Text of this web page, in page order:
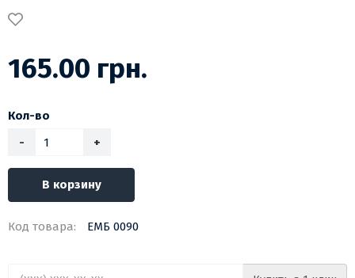
165.00 грн.
Кол-во
-
+
В корзину
Код товара: ЕМБ 0090